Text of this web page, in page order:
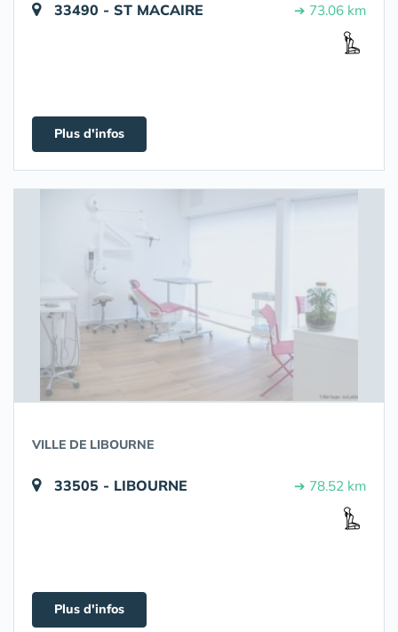
33490 - ST MACAIRE ➔ 73.06 km
Plus d'infos
VILLE DE LIBOURNE
33505 - LIBOURNE ➔ 78.52 km
Plus d'infos